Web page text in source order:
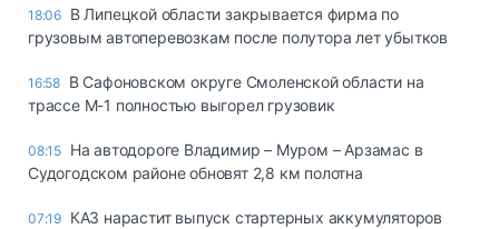
18:06 В Липецкой области закрывается фирма по
грузовым автоперевозкам после полутора лет убытков
16:58 В Сафоновском округе Смоленской области на
трассе М-1 полностью выгорел грузовик
08:15 На автодороге Владимир – Муром – Арзамас в
Судогодском районе обновят 2,8 км полотна
07:19 КАЗ нарастит выпуск стартерных аккумуляторов